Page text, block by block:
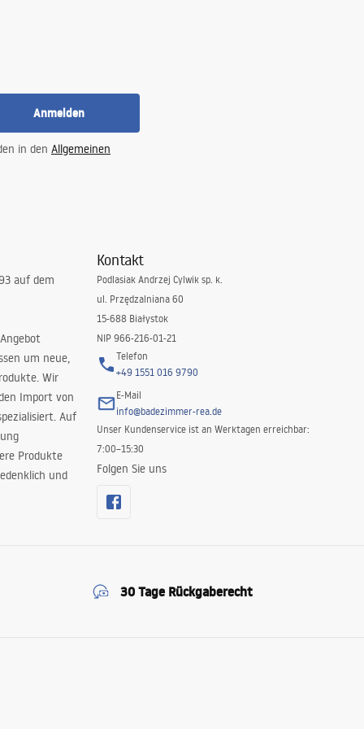
Anmelden
in den Allgemeinen
auf dem
um neue,
Wir
Import von
Auf
Produkte
und
Kontakt
Podlasiak Andrzej Cylwik sp. k.
ul. Przędzalniana 60
15-688 Białystok
NIP 966-216-01-21
Telefon
+49 1551 016 9790
E-Mail
info@badezimmer-rea.de
Unser Kundenservice ist an Werktagen erreichbar:
7:00–15:30
Folgen Sie uns
30 Tage Rückgaberecht